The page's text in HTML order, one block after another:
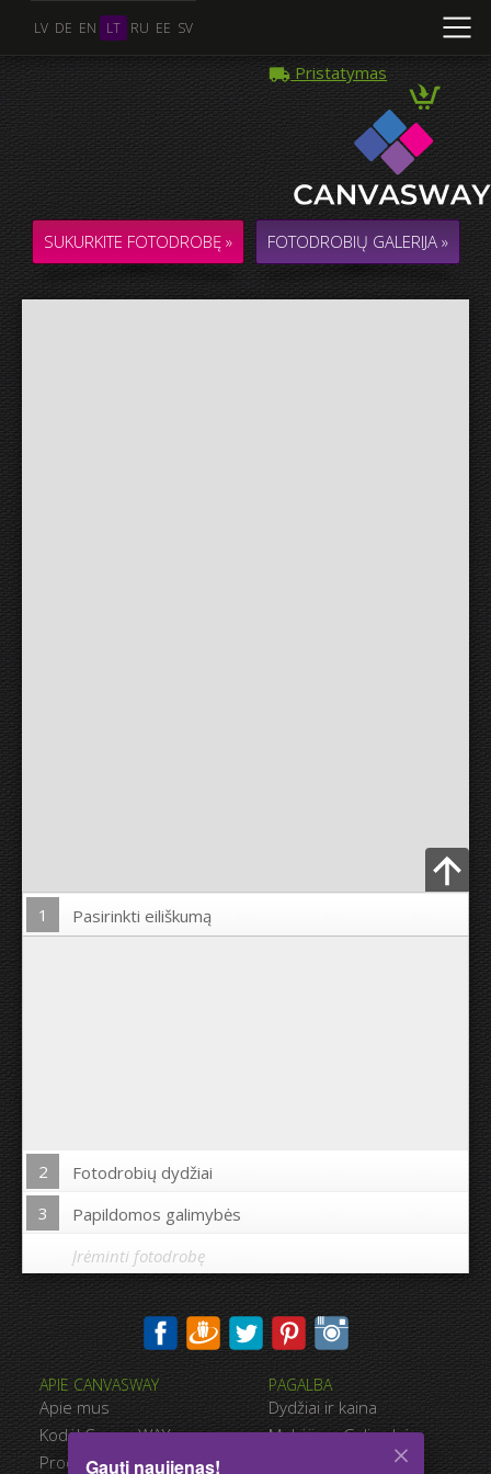
LV DE EN LT RU EE SV
Pristatymas
SUKURKITE FOTODROBĘ » FOTODROBIŲ GALERIJA »
Įkelti nuotrauką
1 Pasirinkti eiliškumą
2
Fotodrobių dydžiai
3
Papildomos galimybės
Spausdinti nuotrauką drobės kraštuose:
Ne
Atstumas tarp nuotraukų:
Įrėminti fotodrobę
Kelios Nuotraukos
KOLIAŽAS / KOMPOZICIJA iš kelių Nuotraukų
APIE CANVASWAY
Apie mus
Kodėl CanvasWAY
Produkto Kokybė
PAGALBA
Dydžiai ir kaina
Mokėjimo Galimybės
Gauti naujienas!